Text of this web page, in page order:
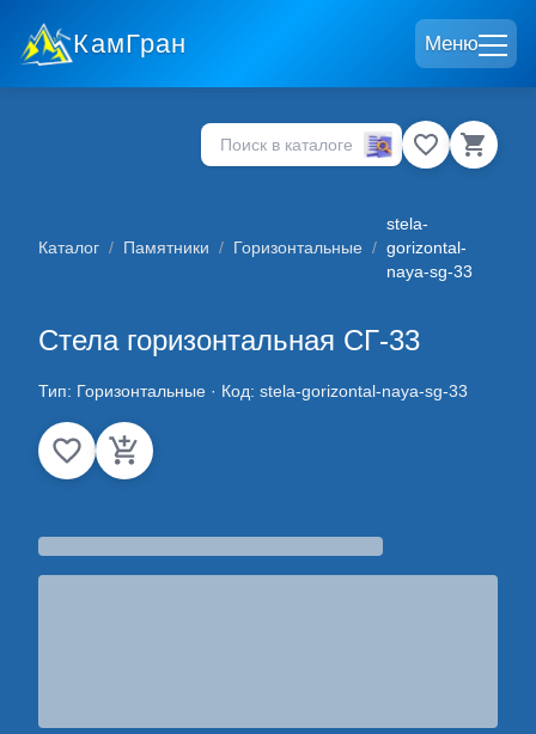
КамГран Меню
Каталог / Памятники / Горизонтальные /
stela-
gorizontal-
naya-sg-33
Стела горизонтальная СГ-33
Тип: Горизонтальные · Код: stela-gorizontal-naya-sg-33